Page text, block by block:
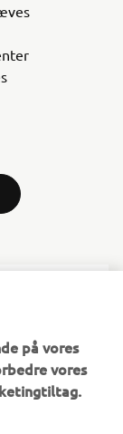
på vores
vores